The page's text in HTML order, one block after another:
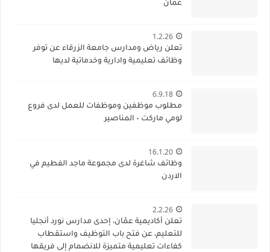
عمان
1.2.26
تعلن رياض ومدارس جامعة الزرقاء عن توفر
وظائف تعليمية وادارية وخدماتية لديها
6.9.18
مطلوب موظفين وموظفات للعمل لدى فروع
لومي ماركت – المناصير
16.1.20
وظائف شاغرة لدى مجموعة ماجد الفطيم في
الاردن
2.2.26
تعلن أكاديمية عمّان، إحدى مدارس نورد أنجليا
للتعليم، عن فتح باب التوظيف واستقطاب
كفاءات تعليمية متميزة للانضمام إلى فريقها